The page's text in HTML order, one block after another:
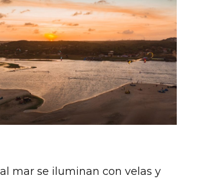
mar se iluminan con velas y